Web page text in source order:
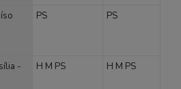
PS PS
-
H M PS H M PS